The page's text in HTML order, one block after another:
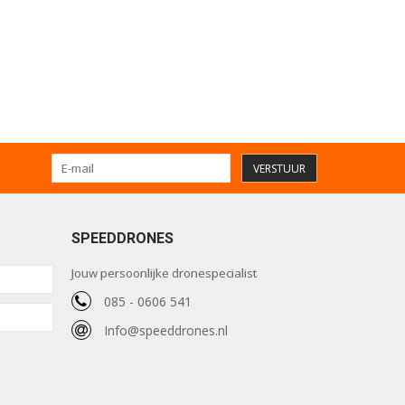
VERSTUUR
SPEEDDRONES
Jouw persoonlijke dronespecialist
085 - 0606 541
Info@speeddrones.nl